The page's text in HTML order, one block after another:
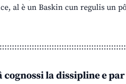
al è un Baskin cun regulis un
cognossi la dissipline e